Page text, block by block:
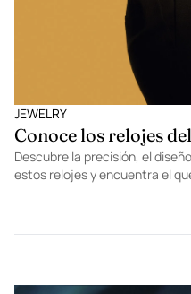
JEWELRY
Conoce los relojes
Descubre la precisión, el
estos relojes y encuentra el